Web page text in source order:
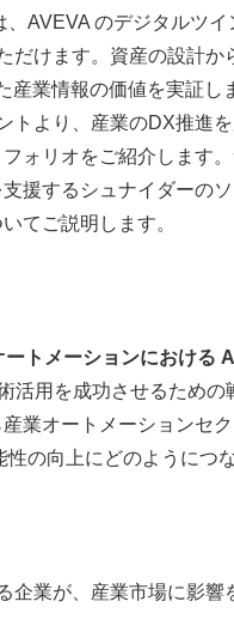
AVEVA のデジタルツ
けます。資産の設計か
業情報の価値を実証し
トより、産業のDX推進
ォリオをご紹介します
援するシュナイダーのソ
てご説明します。
ートメーションにおける AI
活用を成功させるための
業オートメーションセ
の向上にどのようにつ
企業が、産業市場に影響